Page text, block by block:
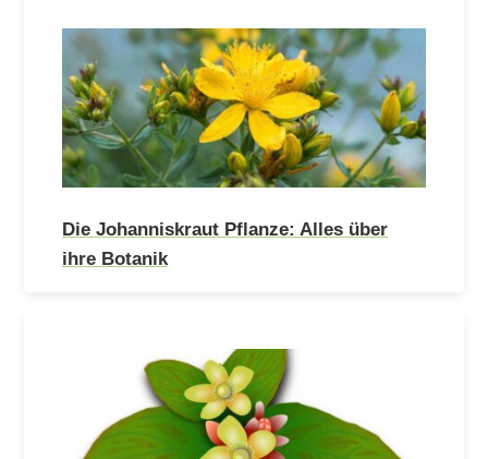
Die Johanniskraut Pflanze: Alles über
ihre Botanik